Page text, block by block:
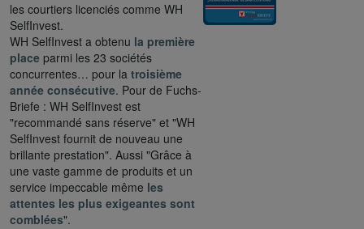
les courtiers licenciés comme WH
SelfInvest.
WH SelfInvest a obtenu la première
place parmi les 23 sociétés
concurrentes… pour la troisième
année consécutive. Pour de Fuchs-
Briefe : WH SelfInvest est
"recommandé sans réserve" et "WH
SelfInvest fournit de nouveau une
brillante prestation". Aussi "Grâce à
une vaste gamme de produits et un
service impeccable même les
attentes les plus exigeantes sont
comblées".